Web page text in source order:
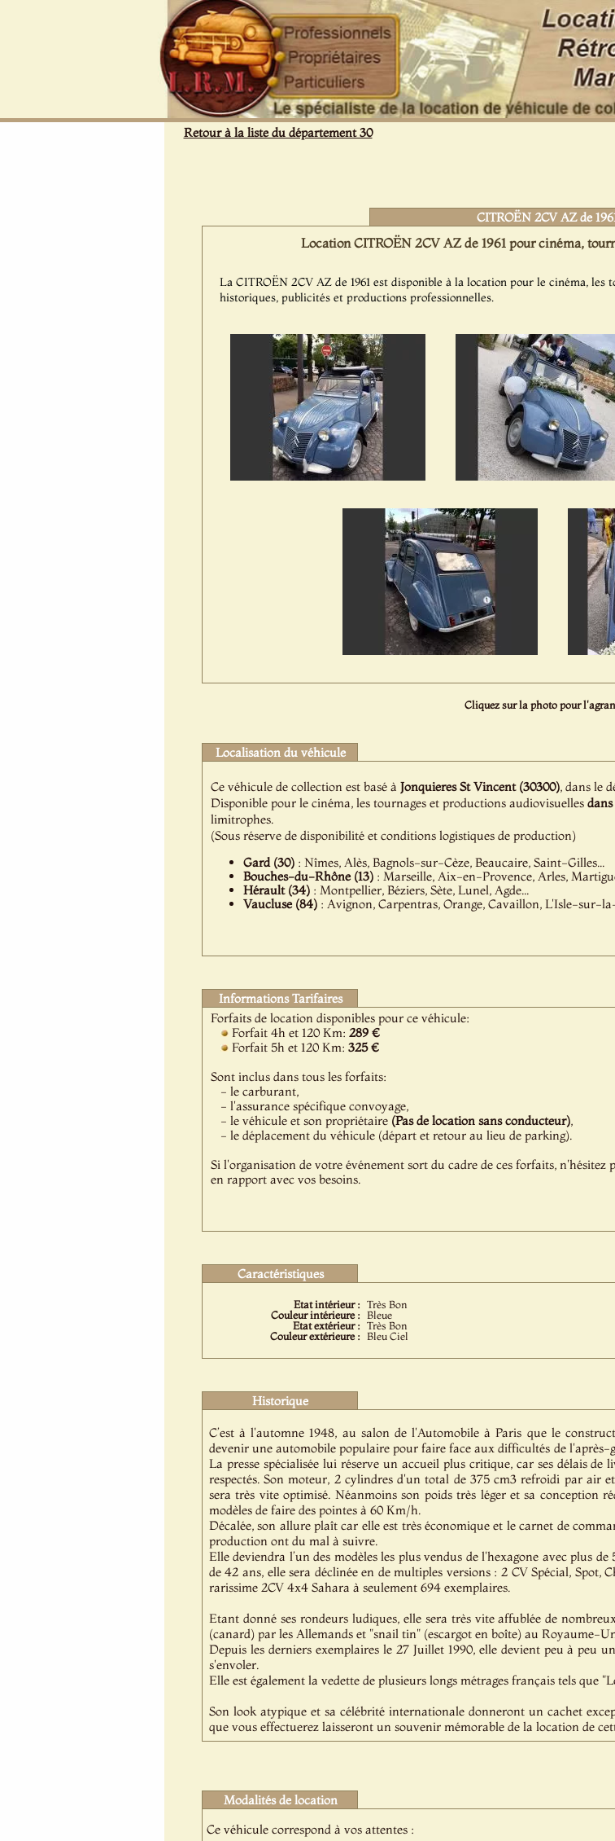
Retour à la liste du département 30
CITROËN 2CV AZ de
Location CITROËN 2CV AZ de 1961 pour cinéma,
La CITROËN 2CV AZ de 1961 est disponible à la location pour le cinéma, les
historiques, publicités et productions professionnelles.
Cliquez sur la photo pour
Localisation du véhicule
Ce véhicule de collection est basé à Jonquieres St Vincent (30300), dans le
Disponible pour le cinéma, les tournages et productions audiovisuelles
limitrophes.
(Sous réserve de disponibilité et conditions logistiques de production)
Gard (30): Nîmes, Alès, Bagnols-sur-Cèze, Beaucaire, Saint-Gilles...
Bouches-du-Rhône (13): Marseille, Aix-en-Provence, Arles,
Hérault (34): Montpellier, Béziers, Sète, Lunel, Agde...
Vaucluse (84): Avignon, Carpentras, Orange, Cavaillon, L'Isle-sur-
Informations Tarifaires
Forfaits de location disponibles pour ce véhicule:
Forfait 4h et 120 Km: 289 €
Forfait 5h et 120 Km: 325 €
Sont inclus dans tous les forfaits:
- le carburant,
- l'assurance spécifique convoyage,
- le véhicule et son propriétaire (Pas de location sans conducteur),
- le déplacement du véhicule (départ et retour au lieu de parking).
Si l'organisation de votre événement sort du cadre de ces forfaits,
en rapport avec vos besoins.
Caractéristiques
Etat intérieur : Très Bon
Couleur intérieure : Bleue
Etat extérieur : Très Bon
Couleur extérieure : Bleu Ciel
Historique
C’est à l'automne 1948, au salon de l'Automobile à Paris que le
devenir une automobile populaire pour faire face aux difficultés de l'après-
La presse spécialisée lui réserve un accueil plus critique, car ses délais
respectés. Son moteur, 2 cylindres d'un total de 375 cm3 refroidi par air
sera très vite optimisé. Néanmoins son poids très léger et sa conception
modèles de faire des pointes à 60 Km/h.
Décalée, son allure plaît car elle est très économique et le carnet de
production ont du mal à suivre.
Elle deviendra l’un des modèles les plus vendus de l'hexagone avec plus
de 42 ans, elle sera déclinée en de multiples versions : 2 CV Spécial, Spot,
rarissime 2CV 4x4 Sahara à seulement 694 exemplaires.
Etant donné ses rondeurs ludiques, elle sera très vite affublée de
(canard) par les Allemands et "snail tin" (escargot en boîte) au Royaume-
Depuis les derniers exemplaires le 27 Juillet 1990, elle devient peu à peu
s'envoler.
Elle est également la vedette de plusieurs longs métrages français tels que
Son look atypique et sa célébrité internationale donneront un cachet
que vous effectuerez laisseront un souvenir mémorable de la location de
Modalités de location
Ce véhicule correspond à vos attentes :
Panneau de gestion des cookies